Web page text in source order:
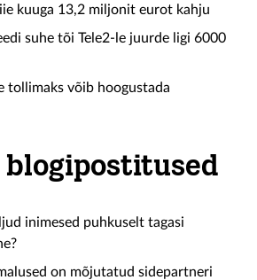
kuuga 13,2 miljonit eurot kahju
suhe tõi Tele2-le juurde ligi 6000
tollimaks võib hoogustada
blogipostitused
inimesed puhkuselt tagasi
on mõjutatud sidepartneri